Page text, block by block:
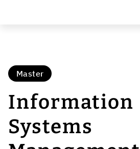
Master
Information
Systems